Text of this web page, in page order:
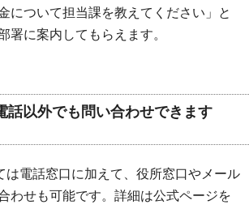
について担当課を教えてください」と
署に案内してもらえます。
話以外でも問い合わせできます
は電話窓口に加えて、役所窓口やメール
わせも可能です。詳細は公式ページを